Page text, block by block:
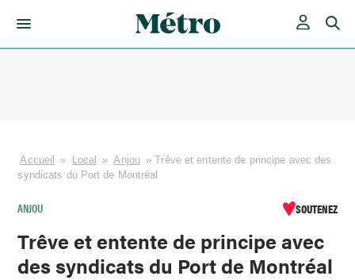
Accueil » Local » Anjou »Trêve et entente de principe avec des
syndicats du Port de Montréal
ANJOU SOUTENEZ
Trêve et entente de principe avec
des syndicats du Port de Montréal